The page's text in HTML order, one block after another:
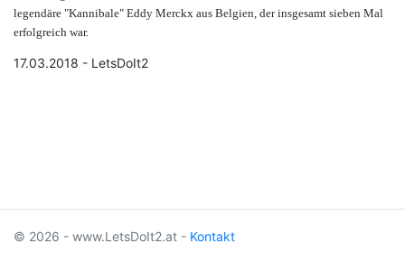
legendäre "Kannibale" Eddy Merckx aus Belgien, der insgesamt sieben Mal
erfolgreich war.
17.03.2018 - LetsDoIt2
© 2026 - www.LetsDoIt2.at - Kontakt